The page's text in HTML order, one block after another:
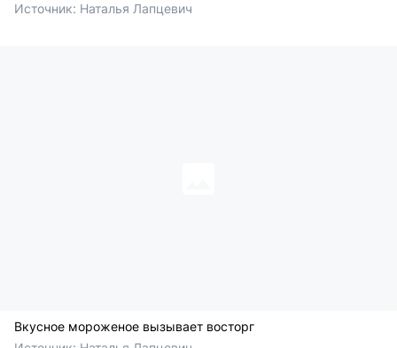
Источник: Наталья Лапцевич
Вкусное мороженое вызывает восторг